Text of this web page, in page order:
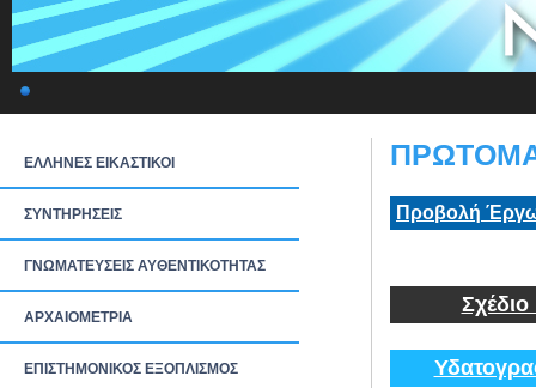
ΕΛΛΗΝΕΣ ΕΙΚΑΣΤΙΚΟΙ
ΣΥΝΤΗΡΗΣΕΙΣ
ΓΝΩΜΑΤΕΥΣΕΙΣ ΑΥΘΕΝΤΙΚΟΤΗΤΑΣ
ΑΡΧΑΙΟΜΕΤΡΙΑ
ΕΠΙΣΤΗΜΟΝΙΚΟΣ ΕΞΟΠΛΙΣΜΟΣ
Προβολή
Σχέδιο